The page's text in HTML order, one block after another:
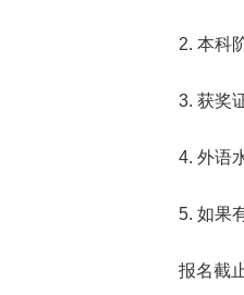
2. 本科阶
3. 获奖证
4. 外语水
5. 如果有
报名截止